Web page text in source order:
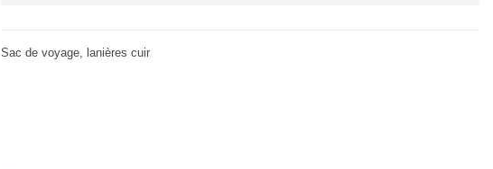
Sac de voyage, lanières cuir